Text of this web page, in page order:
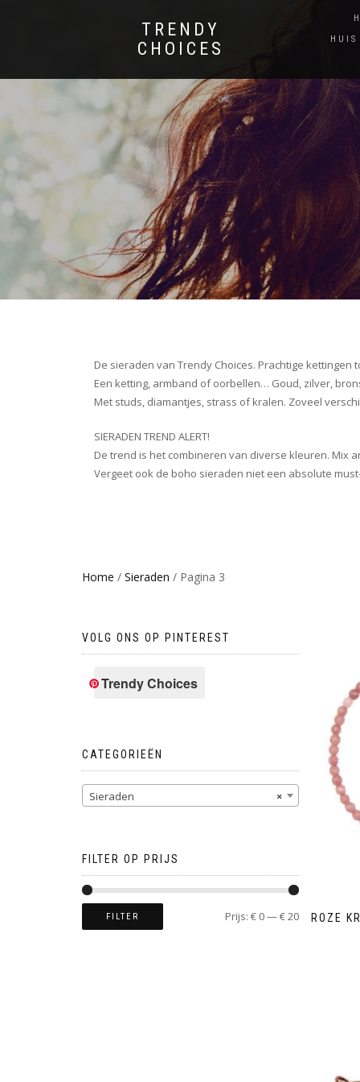
TRENDY
CHOICES
De sieraden van Trendy Choices. Prachtige
Een ketting, armband of oorbellen… Goud, zilver,
Met studs, diamantjes, strass of kralen. Zoveel
SIERADEN TREND ALERT!
De trend is het combineren van diverse kleuren. Mix
Vergeet ook de boho sieraden niet een absolute
Home / Sieraden / Pagina 3
ROZE
VOLG ONS OP PINTEREST
Trendy Choices
CATEGORIEËN
×
Sieraden
FILTER OP PRIJS
FILTER Prijs: € 0—€ 20